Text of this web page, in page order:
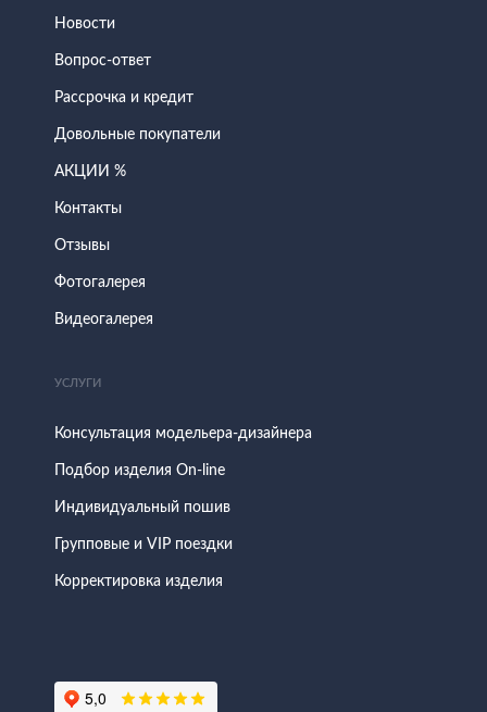
Новости
Вопрос-ответ
Рассрочка и кредит
Довольные покупатели
АКЦИИ %
Контакты
Отзывы
Фотогалерея
Видеогалерея
УСЛУГИ
Консультация модельера-дизайнера
Подбор изделия On-line
Индивидуальный пошив
Групповые и VIP поездки
Корректировка изделия